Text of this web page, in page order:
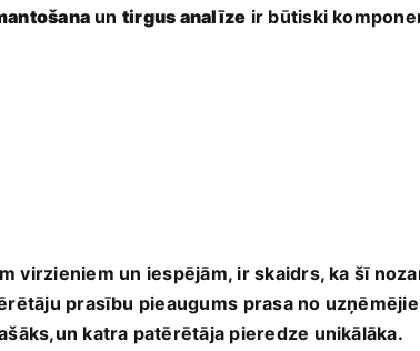
un tirgus analīze ir būtiski
virzieniem⁤ un iespējām, ir skaidrs, ka‌ šī
prasību pieaugums ⁤prasa no
katra patērētāja pieredze unikālāka.